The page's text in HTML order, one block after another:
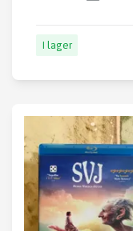
I lager